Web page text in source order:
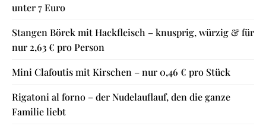
unter 7 Euro
Stangen Börek mit Hackfleisch – knusprig, würzig & für
nur 2,63 € pro Person
Mini Clafoutis mit Kirschen – nur 0,46 € pro Stück
Rigatoni al forno – der Nudelauflauf, den die ganze
Familie liebt